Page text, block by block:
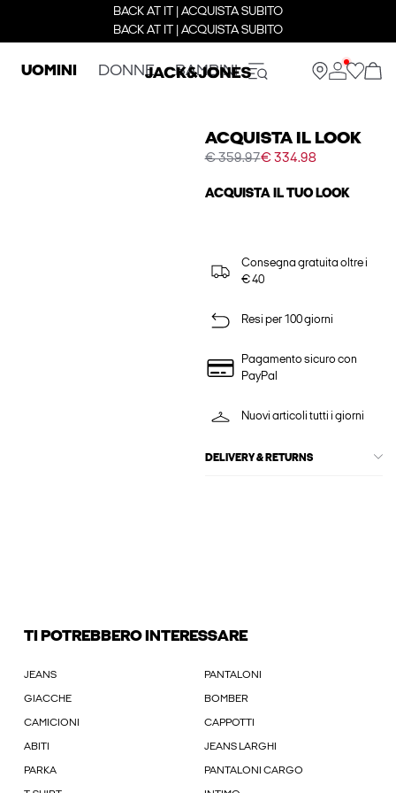
BACK AT IT | ACQUISTA SUBITO
BACK AT IT | ACQUISTA SUBITO
UOMINI DONNE BAMBINI
ACQUISTA IL LOOK
€ 359.97€ 334.98
ACQUISTA IL TUO LOOK
Consegna gratuita oltre i
€ 40
Resi per 100 giorni
Pagamento sicuro con
PayPal
Nuovi articoli tutti i giorni
DELIVERY & RETURNS
TI POTREBBERO INTERESSARE
JEANS PANTALONI
GIACCHE BOMBER
CAMICIONI CAPPOTTI
ABITI JEANS LARGHI
PARKA PANTALONI CARGO